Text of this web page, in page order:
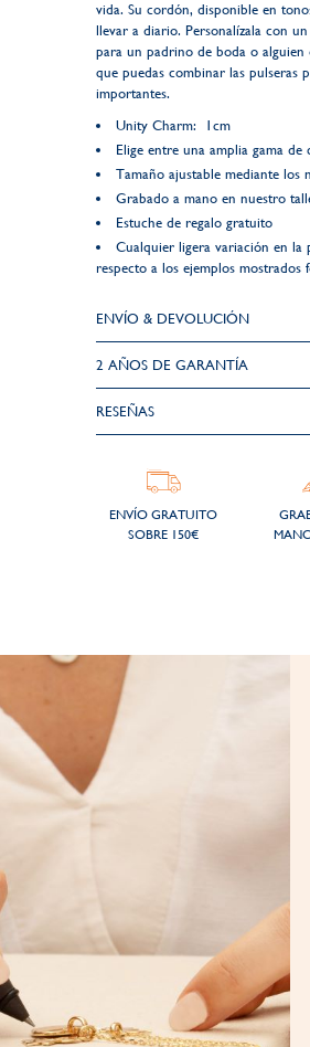
vida. Su cordón, disponible en
llevar a diario. Personalízala con
para un padrino de boda o alguien
que puedas combinar las pulseras
importantes.
Unity Charm: 1cm
Elige entre una amplia gama
Tamaño ajustable mediante los
Grabado a mano en nuestro
Estuche de regalo gratuito
Cualquier ligera variación en la
respecto a los ejemplos
ENVÍO & DEVOLUCIÓN
2 AÑOS DE GARANTÍA​
RESEÑAS
ENVÍO GRATUITO
SOBRE 150€